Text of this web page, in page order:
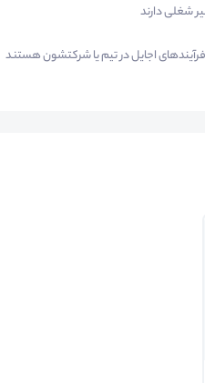
شغلی دارند
اجایل در تیم یا شرکتشون هستند